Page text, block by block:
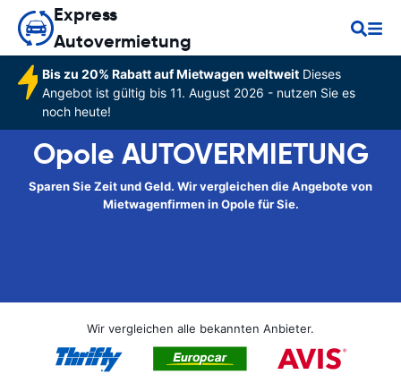
Express
Autovermietung
Bis zu 20% Rabatt auf Mietwagen weltweitDieses
Angebot ist gültig bis 11. August 2026 - nutzen Sie es
noch heute!
Opole AUTOVERMIETUNG
Sparen Sie Zeit und Geld. Wir vergleichen die Angebote von
Mietwagenfirmen in Opole für Sie.
Wir vergleichen alle bekannten Anbieter.